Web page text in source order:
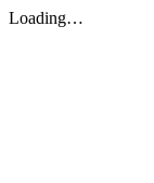
Loading…